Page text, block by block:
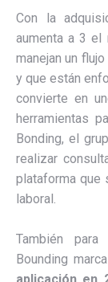
Con la
aumenta a 3 el
manejan un
y que están
convierte en
herramientas
Bonding, el
realizar
plataforma que
laboral.
También
Bounding